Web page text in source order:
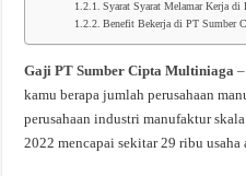
Syarat Syarat Melamar Kerja
Benefit Bekerja di PT Sumber
Gaji PT Sumber Cipta Multiniaga
kamu berapa jumlah perusahaan
perusahaan industri manufaktur
2022 mencapai sekitar 29 ribu usaha